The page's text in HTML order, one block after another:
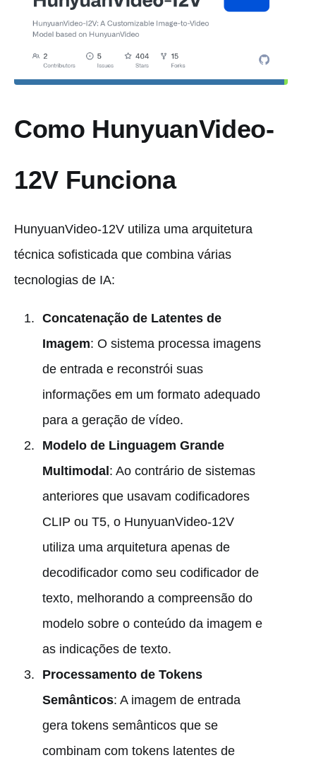
Como HunyuanVideo-
12V Funciona
HunyuanVideo-12V utiliza uma arquitetura
técnica sofisticada que combina várias
tecnologias de IA:
Concatenação de Latentes de
Imagem: O sistema processa imagens
de entrada e reconstrói suas
informações em um formato adequado
para a geração de vídeo.
Modelo de Linguagem Grande
Multimodal: Ao contrário de sistemas
anteriores que usavam codificadores
CLIP ou T5, o HunyuanVideo-12V
utiliza uma arquitetura apenas de
decodificador como seu codificador de
texto, melhorando a compreensão do
modelo sobre o conteúdo da imagem e
as indicações de texto.
Processamento de Tokens
Semânticos: A imagem de entrada
gera tokens semânticos que se
combinam com tokens latentes de